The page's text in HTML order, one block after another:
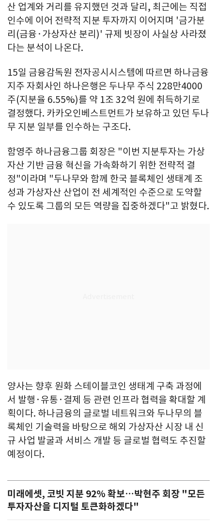
산 업계와 거리를 유지했던 것과 달리, 최근에는 직접
인수에 이어 전략적 지분 투자까지 이어지며 '금가분
리(금융·가상자산 분리)' 규제 빗장이 사실상 사라졌
다는 분석이 나온다.
15일 금융감독원 전자공시시스템에 따르면 하나금융
지주 자회사인 하나은행은 두나무 주식 228만4000
주(지분율 6.55%)를 약 1조 32억 원에 취득하기로
결정했다. 카카오인베스트먼트가 보유하고 있던 두나
무 지분 일부를 인수하는 구조다.
함영주 하나금융그룹 회장은 "이번 지분투자는 가상
자산 기반 금융 혁신을 가속화하기 위한 전략적 결
정"이라며 "두나무와 함께 한국 블록체인 생태계 조
성과 가상자산 산업이 전 세계적인 수준으로 도약할
수 있도록 그룹의 모든 역량을 집중하겠다"고 밝혔다.
양사는 향후 원화 스테이블코인 생태계 구축 과정에
서 발행·유통·결제 등 관련 인프라 협력을 확대할 계
획이다. 하나금융의 글로벌 네트워크와 두나무의 블
록체인 기술력을 바탕으로 해외 가상자산 시장 내 신
규 사업 발굴과 서비스 개발 등 글로벌 협력도 추진할
예정이다.
미래에셋, 코빗 지분 92% 확보…박현주 회장 "모든
투자자산을 디지털 토큰화하겠다"